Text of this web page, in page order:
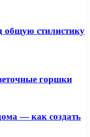
общую стилистику
горшки
— как создать